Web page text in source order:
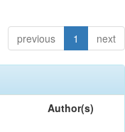
previous 1 next
Author(s)